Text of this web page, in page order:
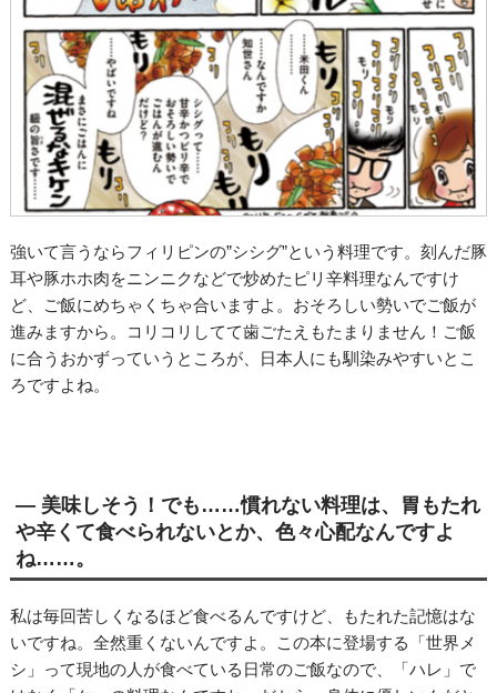
強いて言うならフィリピンの”シシグ”という料理です。刻んだ豚
耳や豚ホホ肉をニンニクなどで炒めたピリ辛料理なんですけ
ど、ご飯にめちゃくちゃ合いますよ。おそろしい勢いでご飯が
進みますから。コリコリしてて歯ごたえもたまりません！ご飯
に合うおかずっていうところが、日本人にも馴染みやすいとこ
ろですよね。
― 美味しそう！でも……慣れない料理は、胃もたれ
や辛くて食べられないとか、色々心配なんですよ
ね……。
私は毎回苦しくなるほど食べるんですけど、もたれた記憶はな
いですね。全然重くないんですよ。この本に登場する「世界メ
シ」って現地の人が食べている日常のご飯なので、「ハレ」で